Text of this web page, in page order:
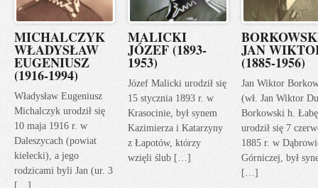
MICHALCZYK
WŁADYSŁAW
EUGENIUSZ
(1916-1994)
Władysław Eugeniusz
Michalczyk urodził się
10 maja 1916 r. w
Daleszycach (powiat
kielecki), a jego
rodzicami byli Jan (ur. 3
[…]
MALICKI
JÓZEF (1893-
1953)
Józef Malicki urodził się
15 stycznia 1893 r. w
Krasocinie, był synem
Kazimierza i Katarzyny
z Łapotów, którzy
wzięli ślub […]
JAN
(1885-1956)
Jan Wiktor
(wł. Jan Wiktor
Borkowski h.
urodził się 7
1885 r. w
Górniczej, był
[…]